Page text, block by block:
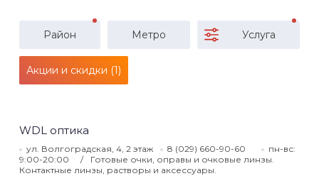
Район Метро Услуга
Акции и скидки (1)
WDL оптика
ул. Волгоградская, 4, 2 этаж 8 (029) 660-90-60
пн-вс:
9:00-20:00
Готовые очки, оправы и очковые линзы.
Контактные линзы, растворы и аксессуары.